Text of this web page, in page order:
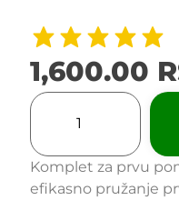
1,600.00
Komplet za prvu
efikasno pružanje